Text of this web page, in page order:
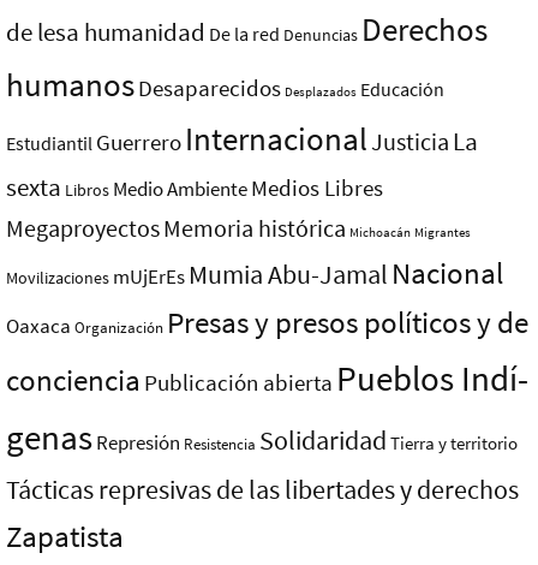
de lesa humanidad De la red Denuncias Derechos
humanosDesaparecidos Desplazados Educación
Estudiantil Guerrero InternacionalJusticia La
sexta Libros Medio AmbienteMedios Libres
MegaproyectosMemoria histórica Michoacán Migrantes
Movilizaciones mUjErEs Mumia Abu-Jamal Nacional
Oaxaca Organización Presas y presos polí­ticos y de
conciencia Publicación abierta Pueblos Indí­
genasRepresión Resistencia Solidaridad Tierra y territorio
Tácticas represivas de las libertades y derechos
Zapatista